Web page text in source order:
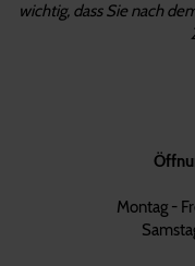
wichtig, dass Sie nach
Montag -